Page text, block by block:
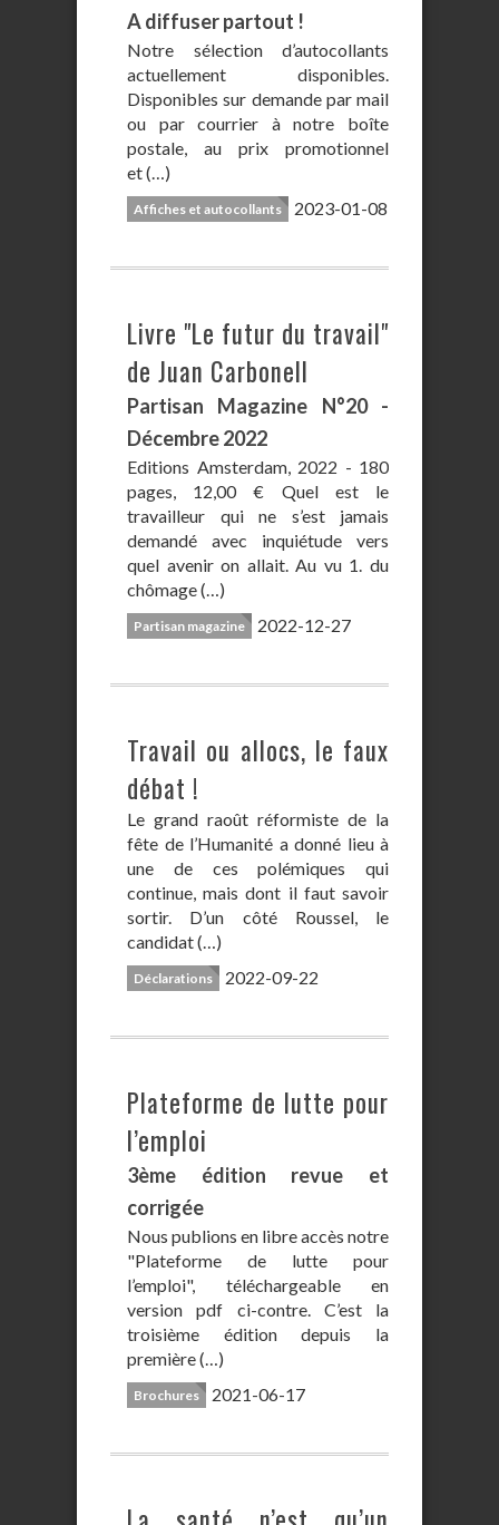
A diffuser partout !
Notre sélection d’autocollants
actuellement disponibles.
Disponibles sur demande par mail
ou par courrier à notre boîte
postale, au prix promotionnel
et (…)
Affiches et autocollants 2023-01-08
Livre "Le futur du travail"
de Juan Carbonell
Partisan Magazine N°20 -
Décembre 2022
Editions Amsterdam, 2022 - 180
pages, 12,00 € Quel est le
travailleur qui ne s’est jamais
demandé avec inquiétude vers
quel avenir on allait. Au vu 1. du
chômage (…)
Partisan magazine 2022-12-27
Travail ou allocs, le faux
débat !
Le grand raoût réformiste de la
fête de l’Humanité a donné lieu à
une de ces polémiques qui
continue, mais dont il faut savoir
sortir. D’un côté Roussel, le
candidat (…)
Déclarations 2022-09-22
Plateforme de lutte pour
l’emploi
3ème édition revue et
corrigée
Nous publions en libre accès notre
"Plateforme de lutte pour
l’emploi", téléchargeable en
version pdf ci-contre. C’est la
troisième édition depuis la
première (…)
Brochures 2021-06-17